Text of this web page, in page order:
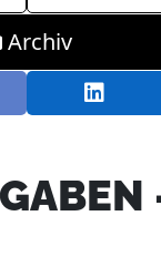
Archiv